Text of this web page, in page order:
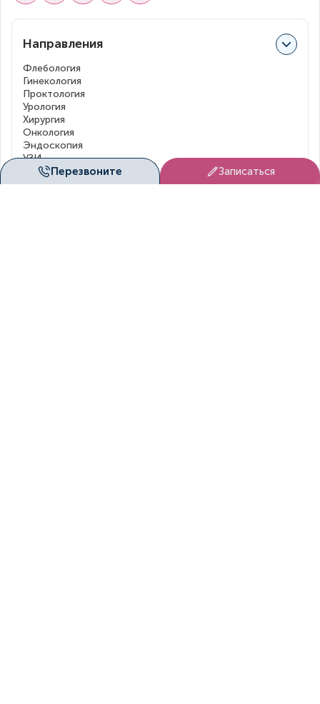
Перезвоните Записаться
Направления
Флебология
Гинекология
Проктология
Урология
Хирургия
Онкология
Эндоскопия
УЗИ
Все направления